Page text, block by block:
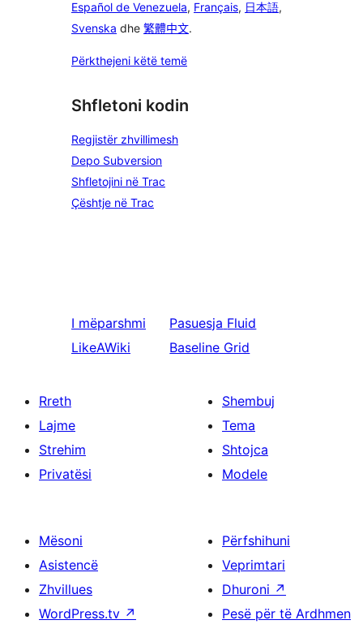
Español de Venezuela, Français, 日本語,
Svenska dhe 繁體中文.
Përkthejeni këtë temë
Shfletoni kodin
Regjistër zhvillimesh
Depo Subversion
Shfletojini në Trac
Çështje në Trac
I mëparshmi
LikeAWiki
Pasuesja Fluid
Baseline Grid
Rreth
Lajme
Strehim
Privatësi
Shembuj
Tema
Shtojca
Modele
Mësoni
Asistencë
Zhvillues
WordPress.tv ↗
Përfshihuni
Veprimtari
Dhuroni ↗
Pesë për të Ardhmen